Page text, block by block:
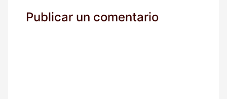
e
Publicar un comentario